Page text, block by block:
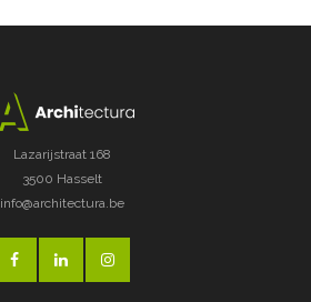
Lazarijstraat 168
3500 Hasselt
info@architectura.be